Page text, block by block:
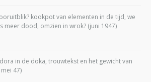
kookpot van elementen in de tijd, we
meer dood, omzien in wrok? (juni 1947)
in de doka, trouwtekst en het gewicht van
47)